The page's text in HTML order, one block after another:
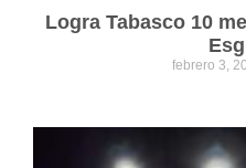
Logra Tabasco 10
febrero 3,